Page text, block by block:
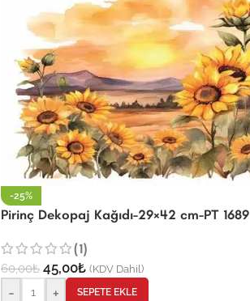
-25%
Pirinç Dekopaj Kağıdı-29×42 cm-PT 1689
(1)
60,00₺ 45,00₺ (KDV Dahil)
- + SEPETE EKLE